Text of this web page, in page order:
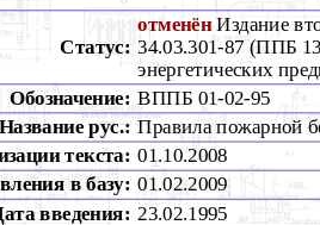
Статус:
отменёнИздание
34.03.301-87 (ППБ
энергетических
Обозначение: ВППБ 01-02-95
Название рус.: Правила пожарной
текста: 01.10.2008
в базу: 01.02.2009
введения: 23.02.1995